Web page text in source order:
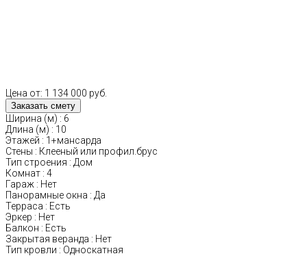
Цена от: 1 134 000 руб.
Ширина (м) : 6
Длина (м) : 10
Этажей : 1+мансарда
Стены : Клееный или профил.брус
Тип строения : Дом
Комнат : 4
Гараж : Нет
Панорамные окна : Да
Терраса : Есть
Эркер : Нет
Балкон : Есть
Закрытая веранда : Нет
Тип кровли : Односкатная